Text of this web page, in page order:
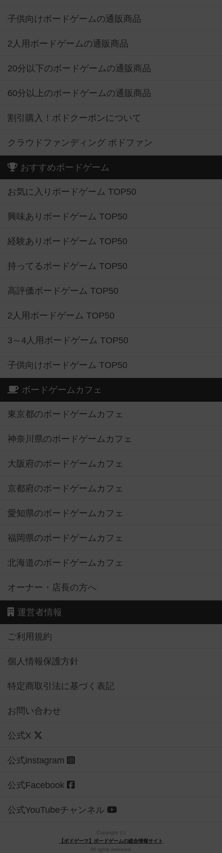
子供向けボードゲームの通販商品
2人用ボードゲームの通販商品
20分以下のボードゲームの通販商品
60分以上のボードゲームの通販商品
割引購入！ボドクーポンについて
クラウドファンディング ボドファン
おすすめボードゲーム
お気に入りボードゲーム TOP50
興味ありボードゲーム TOP50
経験ありボードゲーム TOP50
持ってるボードゲーム TOP50
高評価ボードゲーム TOP50
2人用ボードゲーム TOP50
3～4人用ボードゲーム TOP50
子供向けボードゲーム TOP50
ボードゲームカフェ
東京都のボードゲームカフェ
神奈川県のボードゲームカフェ
大阪府のボードゲームカフェ
京都府のボードゲームカフェ
愛知県のボードゲームカフェ
福岡県のボードゲームカフェ
北海道のボードゲームカフェ
オーナー・店長の方へ
運営者情報
ご利用規約
個人情報保護方針
特定商取引法に基づく表記
お問い合わせ
公式X
公式instagram
公式Facebook
公式YouTubeチャンネル
Copyright (c)
【ボドゲーマ】ボードゲームの総合情報サイト
All rights reserved.